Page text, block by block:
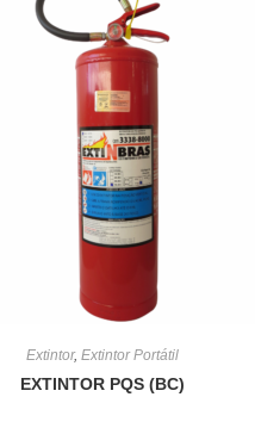
Extintor, Extintor Portátil
EXTINTOR PQS (BC)